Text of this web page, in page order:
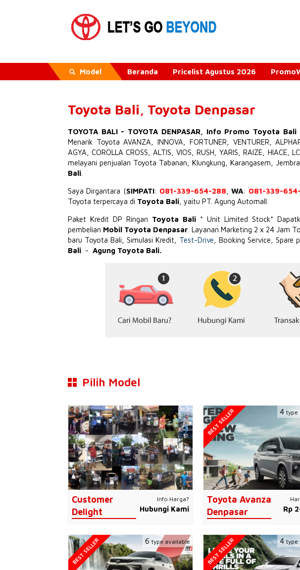
Model Beranda Pricelist Agustus 2026
Toyota Bali, Toyota Denpasar
TOYOTA BALI - TOYOTA DENPASAR, Info Promo Toyota Bali
Menarik Toyota AVANZA INNOVA FORTUNER VENTURER ,
AGYA ,COROLLA CROSS ,ALTIS ,VIOS ,RUSH ,YARIS ,RAIZE HIACE,
melayani penjualan Toyota Tabanan, Klungkung, Karangasem,
Bali
Saya Dirgantara (SIMPATI: 081-339-654-288 ,WA: 081-339-
Toyota terpercaya di Toyota Bali , yaitu PT. Agung Automall.
Paket Kredit DP Ringan Toyota Bali * Unit Limited Stock*
pembelian Mobil Toyota Denpasar . Layanan Marketing 2 x 24 Jam
baru Toyota Bali, Simulasi Kredit, Test-Drive , Booking Service,
Bali - Agung Toyota Bali.
Pilih Model
Customer
Delight
Info Harga?
Hubungi Kami
Toyota Avanza
Denpasar
Rp
BEST SELLER 4 type
BEST SELLER 6 type available BEST SELLER 4 type